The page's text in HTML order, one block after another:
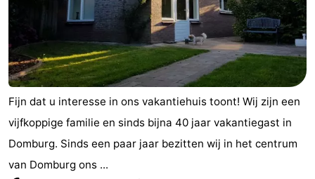
Fijn dat u interesse in ons vakantiehuis toont! Wij zijn een
vijfkoppige familie en sinds bijna 40 jaar vakantiegast in
Domburg. Sinds een paar jaar bezitten wij in het centrum
van Domburg ons ...